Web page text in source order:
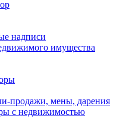
надписи
имущества
продажи, мены, дарения
с недвижимостью